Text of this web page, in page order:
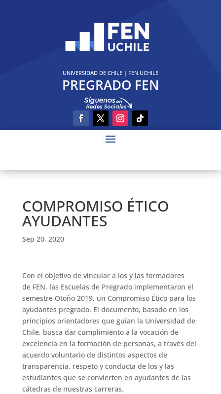
UNIVERSIDAD DE CHILE| FEN.UCHILE
PREGRADO FEN
COMPROMISO ÉTICO
AYUDANTES
Sep 20, 2020
Con el objetivo de vincular a los y las formadores
de FEN, las Escuelas de Pregrado implementaron el
semestre Otoño 2019, un Compromiso Ético para los
ayudantes pregrado. El documento, basado en los
principios orientadores que guían la Universidad de
Chile, busca dar cumplimiento a la vocación de
excelencia en la formación de personas, a través del
acuerdo voluntario de distintos aspectos de
transparencia, respeto y conducta de los y las
estudiantes que se convierten en ayudantes de las
cátedras de nuestras carreras.